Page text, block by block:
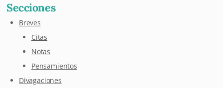
Secciones
Breves
Citas
Notas
Pensamientos
Divagaciones